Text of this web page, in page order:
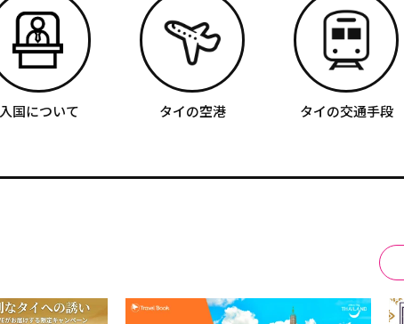
入国について タイの空港 タイの交通手段